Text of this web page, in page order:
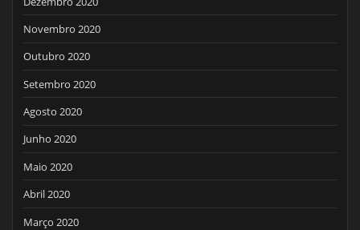
Novembro 2020
Outubro 2020
Setembro 2020
Agosto 2020
Junho 2020
Maio 2020
Abril 2020
Março 2020